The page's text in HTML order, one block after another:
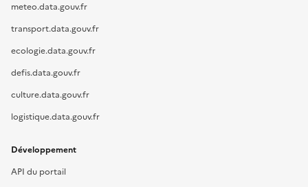
meteo.data.gouv.fr
transport.data.gouv.fr
ecologie.data.gouv.fr
defis.data.gouv.fr
culture.data.gouv.fr
logistique.data.gouv.fr
Développement
API du portail